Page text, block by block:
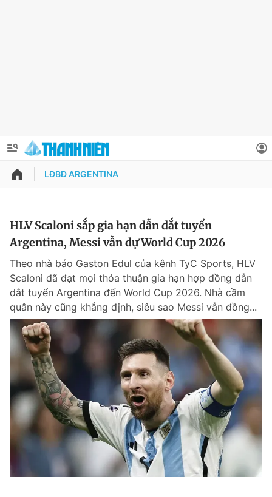
QUẢNG CÁO
Chuyên mục khác
Chào ngày mới Tin 24h
Tin thị trường Tin 360
Video Magazine
Sản phẩm khác
Bạn cần biết
Thông tin tài khoản
Đổi mật khẩu
Tin đã xem
Đăng xuất
LĐBĐ ARGENTINA
HLV Scaloni sắp gia hạn dẫn dắt tuyển
Argentina, Messi vẫn dự World Cup 2026
Theo nhà báo Gaston Edul của kênh TyC Sports, HLV
Scaloni đã đạt mọi thỏa thuận gia hạn hợp đồng dẫn
dắt tuyển Argentina đến World Cup 2026. Nhà cầm
quân này cũng khẳng định, siêu sao Messi vẫn đồng...